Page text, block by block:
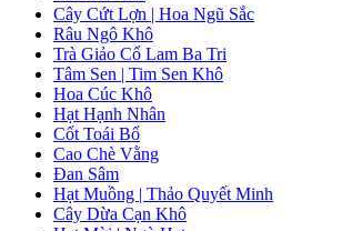
Cây Cứt Lợn | Hoa Ngũ Sắc
Râu Ngô Khô
Trà Giảo Cổ Lam Ba Tri
Tâm Sen | Tim Sen Khô
Hoa Cúc Khô
Hạt Hạnh Nhân
Cốt Toái Bổ
Cao Chè Vằng
Đan Sâm
Hạt Muồng | Thảo Quyết Minh
Cây Dừa Cạn Khô